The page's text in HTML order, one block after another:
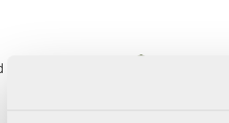
Bezorgd door